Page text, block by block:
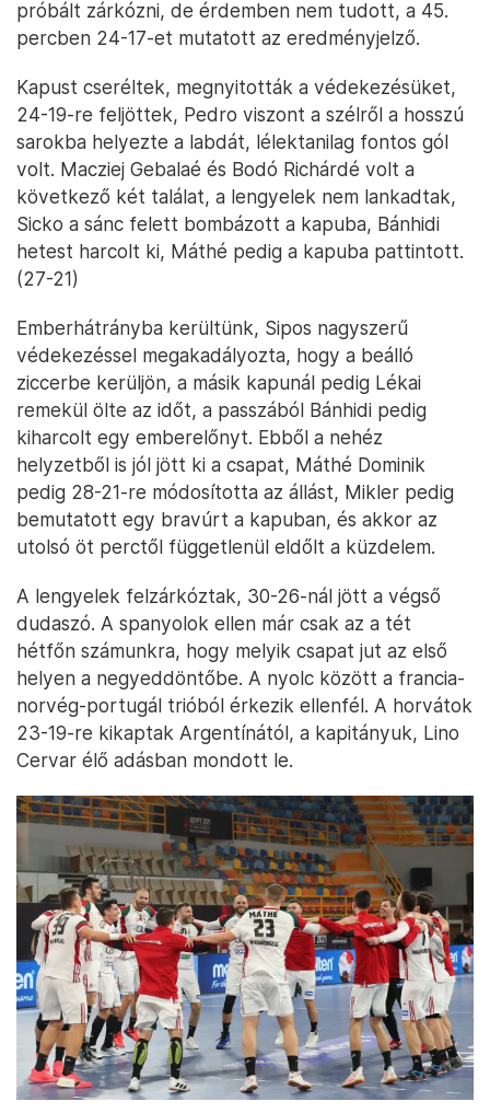
próbált zárkózni, de érdemben nem tudott, a 45.
percben 24-17-et mutatott az eredményjelző.
Kapust cseréltek, megnyitották a védekezésüket,
24-19-re feljöttek, Pedro viszont a szélről a hosszú
sarokba helyezte a labdát, lélektanilag fontos gól
volt. Macziej Gebalaé és Bodó Richárdé volt a
következő két találat, a lengyelek nem lankadtak,
Sicko a sánc felett bombázott a kapuba, Bánhidi
hetest harcolt ki, Máthé pedig a kapuba pattintott.
(27-21)
Emberhátrányba kerültünk, Sipos nagyszerű
védekezéssel megakadályozta, hogy a beálló
ziccerbe kerüljön, a másik kapunál pedig Lékai
remekül ölte az időt, a passzából Bánhidi pedig
kiharcolt egy emberelőnyt. Ebből a nehéz
helyzetből is jól jött ki a csapat, Máthé Dominik
pedig 28-21-re módosította az állást, Mikler pedig
bemutatott egy bravúrt a kapuban, és akkor az
utolsó öt perctől függetlenül eldőlt a küzdelem.
A lengyelek felzárkóztak, 30-26-nál jött a végső
dudaszó. A spanyolok ellen már csak az a tét
hétfőn számunkra, hogy melyik csapat jut az első
helyen a negyeddöntőbe. A nyolc között a francia-
norvég-portugál trióból érkezik ellenfél. A horvátok
23-19-re kikaptak Argentínától, a kapitányuk, Lino
Cervar élő adásban mondott le.